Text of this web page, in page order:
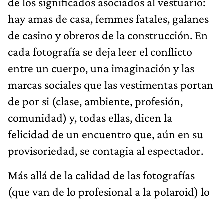
hay amas de casa, femmes fatales, galanes
de casino y obreros de la construcción. En
cada fotografía se deja leer el conflicto
entre un cuerpo, una imaginación y las
marcas sociales que las vestimentas portan
de por si (clase, ambiente, profesión,
comunidad) y, todas ellas, dicen la
felicidad de un encuentro que, aún en su
provisoriedad, se contagia al espectador.
Más allá de la calidad de las fotografías
(que van de lo profesional a la polaroid) lo